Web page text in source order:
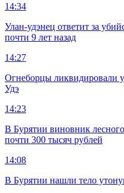
14:34
Улан-удэнец ответит за
почти 9 лет назад
14:27
Огнеборцы ликвидировали
Удэ
14:23
В Бурятии виновник
почти 300 тысяч рублей
14:08
В Бурятии нашли тело